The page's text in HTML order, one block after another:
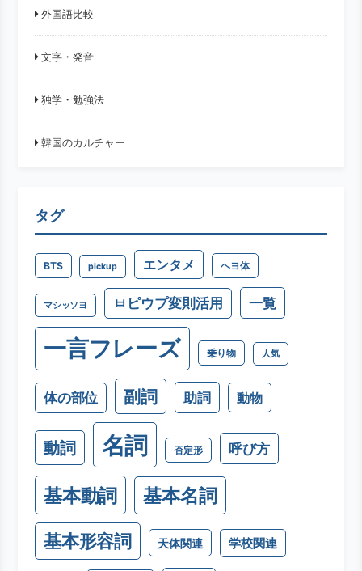
外国語比較
文字・発音
独学・勉強法
韓国のカルチャー
タグ
BTS pickup エンタメ ヘヨ体
マシッソヨ ㅂピウプ変則活用 一覧
一言フレーズ 乗り物 人気
体の部位 副詞 助詞 動物
動詞 名詞 否定形 呼び方
基本動詞 基本名詞
基本形容詞 天体関連 学校関連